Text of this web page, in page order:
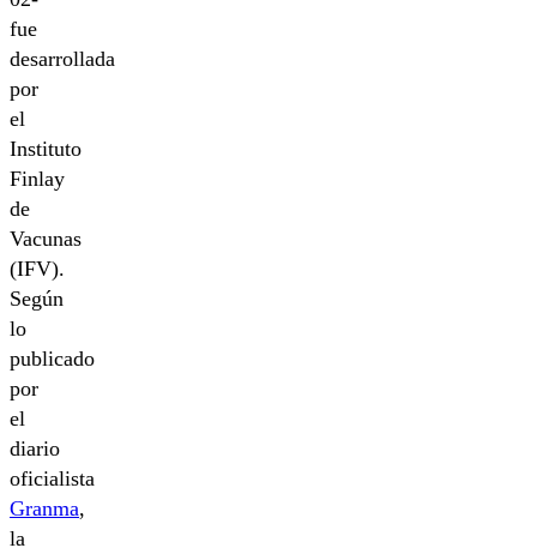
fue
desarrollada
por
el
Instituto
Finlay
de
Vacunas
(IFV).
Según
lo
publicado
por
el
diario
oficialista
Granma,
la